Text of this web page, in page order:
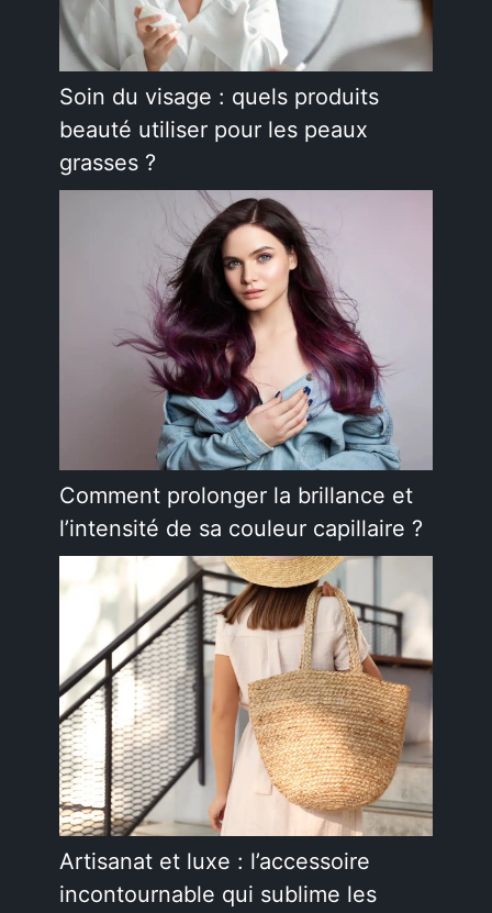
Soin du visage : quels produits
beauté utiliser pour les peaux
grasses ?
Comment prolonger la brillance et
l’intensité de sa couleur capillaire ?
Artisanat et luxe : l’accessoire
incontournable qui sublime les